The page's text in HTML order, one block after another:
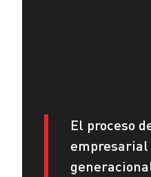
El proceso
empresarial